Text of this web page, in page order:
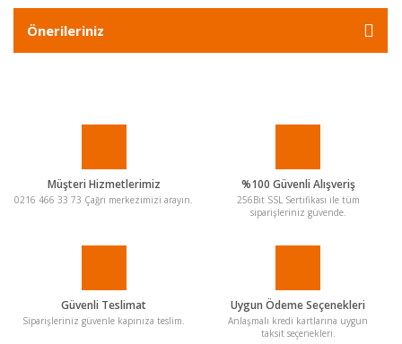
Önerileriniz
Müşteri Hizmetlerimiz
0216 466 33 73 Çağrı merkezimizi arayın.
%100 Güvenli Alışveriş
256Bit SSL Sertifikası ile tüm
siparişleriniz güvende.
Güvenli Teslimat
Siparişleriniz güvenle kapınıza teslim.
Uygun Ödeme Seçenekleri
Anlaşmalı kredi kartlarına uygun
taksit seçenekleri.